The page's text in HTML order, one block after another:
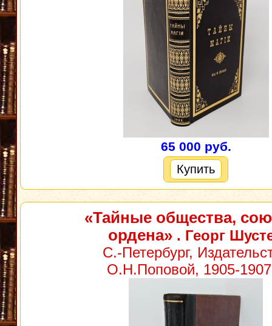
65 000 руб.
Купить
«Тайные общества,
ордена» . Георг
С.-Петербург,
О.Н.Поповой, 1905-